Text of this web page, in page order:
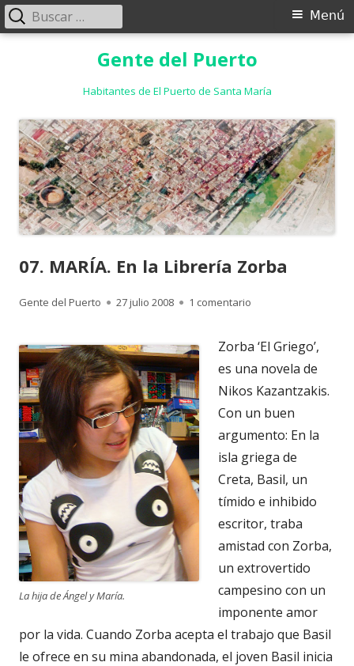
Gente del Puerto
Habitantes de El Puerto de Santa María
Menú
Menú
Buscar:
07. MARÍA. En la Librería Zorba
Autor
Gente del Puerto
Publicado
27 julio 2008 1 comentario
La hija de Ángel y María.
Zorba ‘El Griego’,
es una novela de
Nikos Kazantzakis.
Con un buen
argumento: En la
isla griega de
Creta, Basil, un
tímido e inhibido
escritor, traba
amistad con Zorba,
un extrovertido
campesino con un
imponente amor
por la vida. Cuando Zorba acepta el trabajo que Basil
le ofrece en su mina abandonada, el joven Basil inicia